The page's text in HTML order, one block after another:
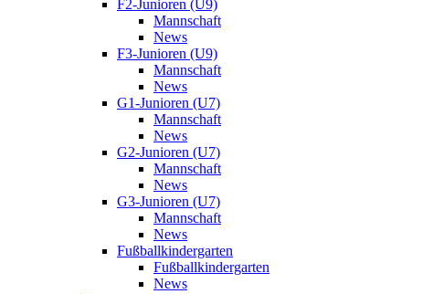
F2-Junioren (U9)
Mannschaft
News
F3-Junioren (U9)
Mannschaft
News
G1-Junioren (U7)
Mannschaft
News
G2-Junioren (U7)
Mannschaft
News
G3-Junioren (U7)
Mannschaft
News
Fußballkindergarten
Fußballkindergarten
News